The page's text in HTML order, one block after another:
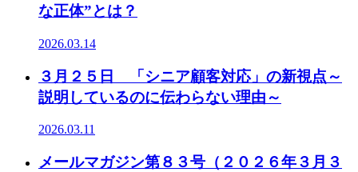
な正体”とは？
2026.03.14
３月２５日 「シニア顧客対応」の新視点～
説明しているのに伝わらない理由～
2026.03.11
メールマガジン第８３号（２０２６年３月３